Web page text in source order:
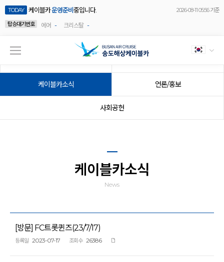
TODAY 케이블카운영준비 중입니다.
2026-08-11 05:56 기준
탑승대기번호
에어 - 크리스탈 -
케이블카소식 언론/홍보
사회공헌
케이블카소식
News
[방문] FC트롯퀸즈(23/7/17)
등록일 2023-07-17 조회수 26386